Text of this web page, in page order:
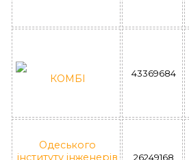
КОМБІ 43369684
Одеського
інституту інженерів
26249168